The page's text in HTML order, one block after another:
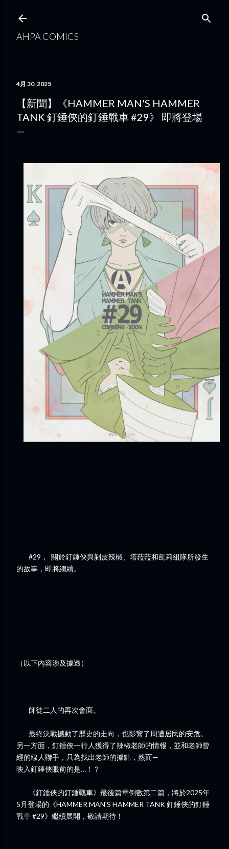
AHPA COMICS
4月 30, 2025
【新聞】《HAMMER MAN'S HAMMER
TANK 釘錘俠的釘錘戰車 #29》 即將登場
#29， 關於釘錘俠與剝皮辣椒、塔菈菈和凱莉組隊所發生
的故事，即將繼續。
（以下內容涉及據透）
師徒二人的再次會面。
最終決戰撼動了歷史的走向，也影響了周遭居民的安危。
另一方面，釘錘俠一行人獲得了辣椒老師的情報，並和老師曾
經的線人聯手，只為找出老師的據點，然而—
映入釘錘俠眼前的是…！？
《釘錘俠的釘錘戰車》 最後篇章倒數第二篇， 將於2025年
5月登場的《HAMMER MAN'S HAMMER TANK 釘錘俠的釘錘
戰車 #29》繼續展開，敬請期待！